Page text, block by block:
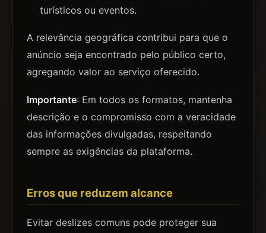
turísticos ou eventos.
A relevância geográfica contribui para que o
anúncio seja encontrado pelo público certo,
agregando valor ao serviço oferecido.
Importante: Em todos os formatos, mantenha
descrição e o compromisso com a veracidade
das informações divulgadas, respeitando
sempre as exigências da plataforma.
Erros que reduzem alcance
Evitar deslizes comuns pode proteger sua